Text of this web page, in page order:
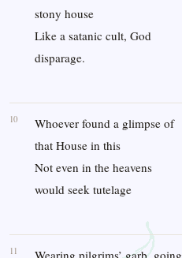
stony house
Like a satanic cult, God
disparage.
10
Whoever found a glimpse of
that House in this
Not even in the heavens
would seek tutelage
11
Wearing pilgrims’ garb, going